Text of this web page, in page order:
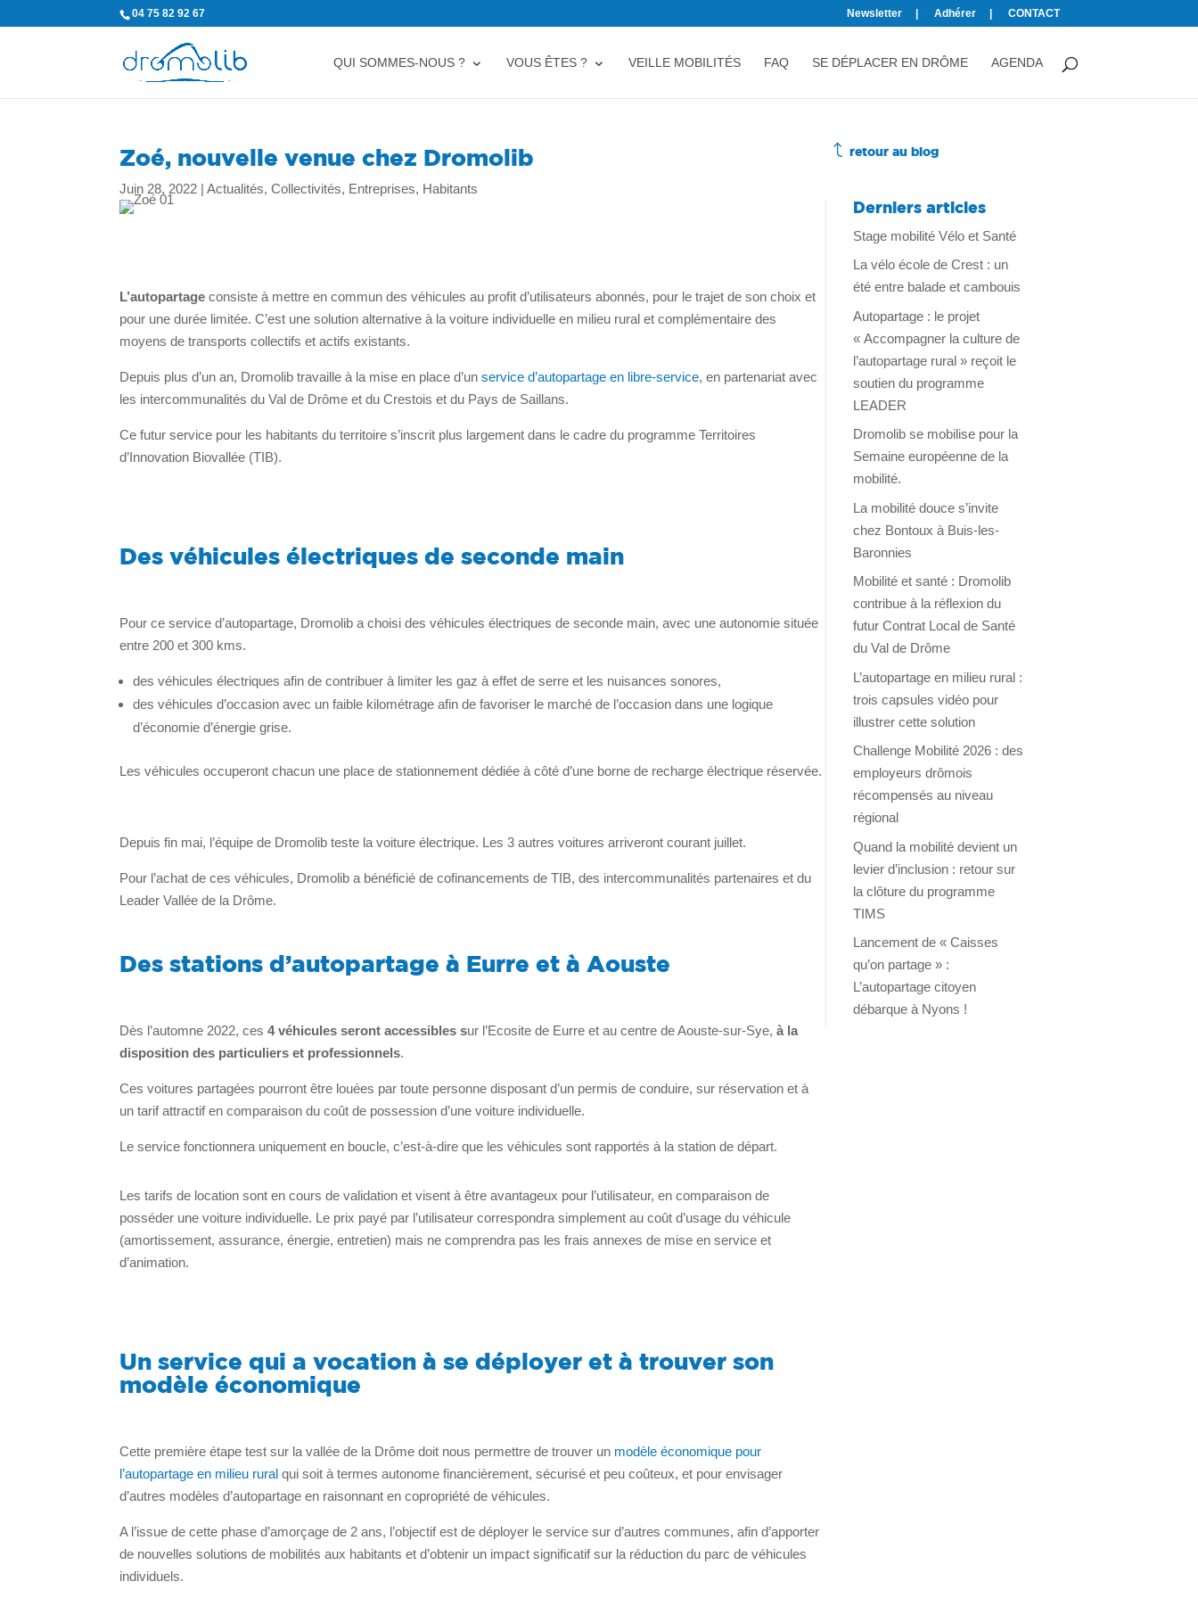
04 75 82 92 67 Newsletter Adhérer CONTACT
QUI SOMMES-NOUS ? VOUS ÊTES ? VEILLE MOBILITÉS FAQ SE DÉPLACER EN DRÔME AGENDA
Zoé, nouvelle venue chez Dromolib
Juin 28, 2022 |Actualités,Collectivités, Entreprises, Habitants
J retour au blog
L’autopartage consiste à mettre en commun des véhicules au profit d’utilisateurs abonnés, pour le trajet de son choix et
pour une durée limitée. C’est une solution alternative à la voiture individuelle en milieu rural et complémentaire des
moyens de transports collectifs et actifs existants.
Depuis plus d’un an, Dromolib travaille à la mise en place d’unservice d’autopartage en libre-service, en partenariat avec
les intercommunalités du Val de Drôme et du Crestois et du Pays de Saillans.
Ce futur service pour les habitants du territoire s’inscrit plus largement dans le cadre du programme Territoires
d’Innovation Biovallée (TIB).
Des véhicules électriques de seconde main
Pour ce service d’autopartage, Dromolib a choisi des véhicules électriques de seconde main, avec une autonomie située
entre 200 et 300 kms.
des véhicules électriques afin de contribuer à limiter les gaz à effet de serre et les nuisances sonores,
des véhicules d’occasion avec un faible kilométrage afin de favoriser le marché de l’occasion dans une logique
d’économie d’énergie grise.
Les véhicules occuperont chacun une place de stationnement dédiée à côté d’une borne de recharge électrique réservée.
Depuis fin mai, l’équipe de Dromolib teste la voiture électrique. Les 3 autres voitures arriveront courant juillet.
Pour l’achat de ces véhicules, Dromolib a bénéficié de cofinancements de TIB, des intercommunalités partenaires et du
Leader Vallée de la Drôme.
Des stations d’autopartage à Eurre et à Aouste
Dès l’automne 2022, ces 4 véhicules seront accessibles sur l’Ecosite de Eurre et au centre de Aouste-sur-Sye, à la
disposition des particuliers et professionnels.
Ces voitures partagées pourront être louées par toute personne disposant d’un permis de conduire, sur réservation et à
un tarif attractif en comparaison du coût de possession d’une voiture individuelle.
Le service fonctionnera uniquement en boucle, c’est-à-dire que les véhicules sont rapportés à la station de départ.
Les tarifs de location sont en cours de validation et visent à être avantageux pour l’utilisateur, en comparaison de
posséder une voiture individuelle. Le prix payé par l’utilisateur correspondra simplement au coût d’usage du véhicule
(amortissement, assurance, énergie, entretien) mais ne comprendra pas les frais annexes de mise en service et
d’animation.
Un service qui a vocation à se déployer et à trouver son
modèle économique
Cette première étape test sur la vallée de la Drôme doit nous permettre de trouver un modèle économique pour
l’autopartage en milieu rural qui soit à termes autonome financièrement, sécurisé et peu coûteux, et pour envisager
d’autres modèles d’autopartage en raisonnant en copropriété de véhicules.
A l’issue de cette phase d’amorçage de 2 ans, l’objectif est de déployer le service sur d’autres communes, afin d’apporter
de nouvelles solutions de mobilités aux habitants et d’obtenir un impact significatif sur la réduction du parc de véhicules
individuels.
Derniers articles
Stage mobilité Vélo et Santé
La vélo école de Crest : un
été entre balade et cambouis
Autopartage : le projet
« Accompagner la culture de
l’autopartage rural » reçoit le
soutien du programme
LEADER
Dromolib se mobilise pour la
Semaine européenne de la
mobilité.
La mobilité douce s’invite
chez Bontoux à Buis-les-
Baronnies
Mobilité et santé : Dromolib
contribue à la réflexion du
futur Contrat Local de Santé
du Val de Drôme
L’autopartage en milieu rural :
trois capsules vidéo pour
illustrer cette solution
Challenge Mobilité 2026 : des
employeurs drômois
récompensés au niveau
régional
Quand la mobilité devient un
levier d’inclusion : retour sur
la clôture du programme
TIMS
Lancement de « Caisses
qu’on partage » :
L’autopartage citoyen
débarque à Nyons !